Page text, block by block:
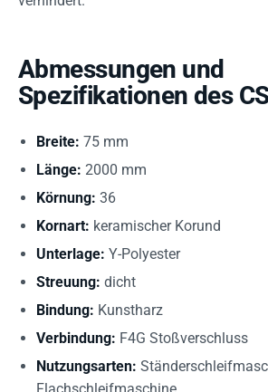
Abmessungen und
Spezifikationen des
Breite: 75 mm
Länge: 2000 mm
Körnung: 36
Kornart: keramischer Korund
Unterlage: Y-Polyester
Streuung: dicht
Bindung: Kunstharz
Verbindung: F4G Stoßverschluss
Nutzungsarten: